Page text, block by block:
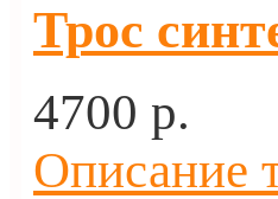
Трос
4700 p.
Описание